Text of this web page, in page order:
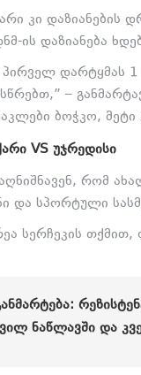
კი დაზიანების
ის დაზიანება
დარტყმას 1
” –
ბოჭკო,
VS ᲣᲯᲠᲔᲓᲘᲡᲘ
რომ
და სპორტული
სერჩეკის თქმით,
ᲜᲐᲬᲚᲐᲕᲨᲘ ᲓᲐ